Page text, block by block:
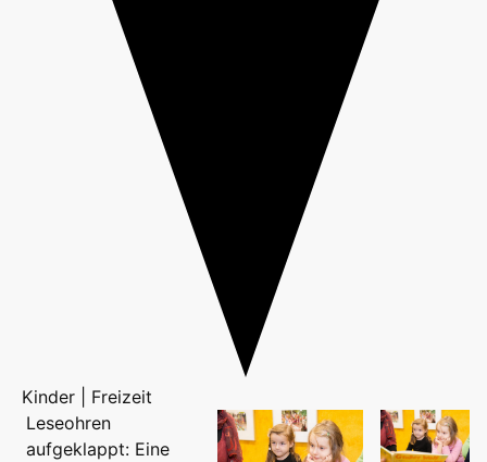
Kinder | Freizeit
Leseohren
aufgeklappt: Eine